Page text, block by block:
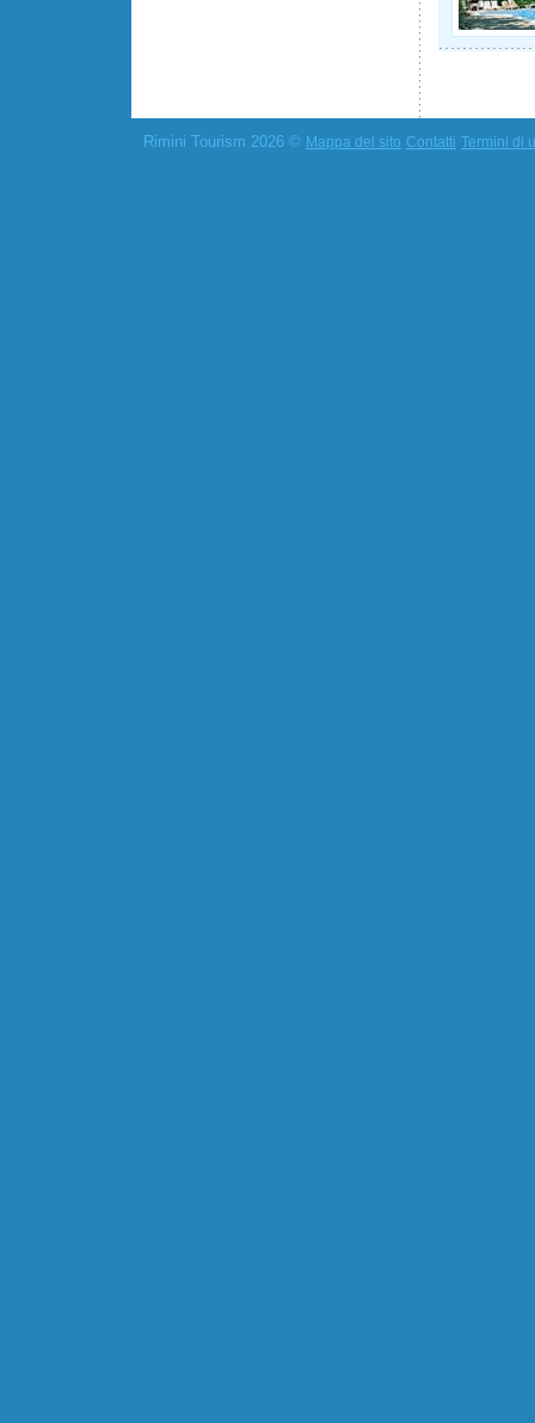
Rimini Tourism 2026 © Mappa del sito Contatti Termini di